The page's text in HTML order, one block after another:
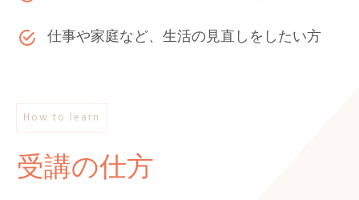
仕事や家庭など、生活の見直しをしたい方
How to learn
受講の仕方